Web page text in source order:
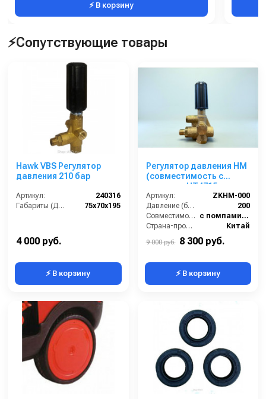
⚡ В корзину
⚡Сопутствующие товары
Hawk VBS Регулятор
давления 210 бар
Артикул:
240316
Габариты (ДхШхВ):
75х70х195
4 000 руб.
⚡ В корзину
Регулятор давления HM
(совместимость с
помпами HT4715,
WS1630)
Артикул:
ZKHM-000
Давление (бар):
200
Совместимость:
с помпами HT4715, WS1630
Страна-производитель:
Китай
9 000 руб. 8 300 руб.
⚡ В корзину